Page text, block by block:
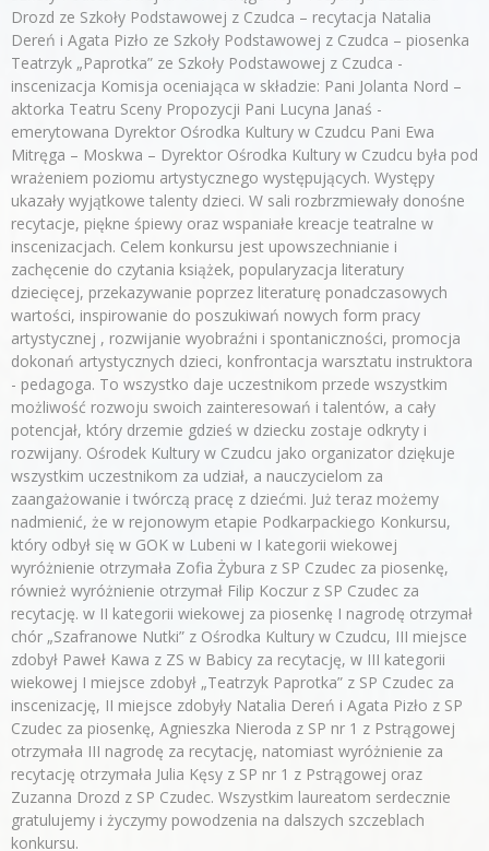
Drozd ze Szkoły Podstawowej z Czudca – recytacja Natalia
Dereń i Agata Pizło ze Szkoły Podstawowej z Czudca – piosenka
Teatrzyk „Paprotka” ze Szkoły Podstawowej z Czudca -
inscenizacja Komisja oceniająca w składzie: Pani Jolanta Nord –
aktorka Teatru Sceny Propozycji Pani Lucyna Janaś -
emerytowana Dyrektor Ośrodka Kultury w Czudcu Pani Ewa
Mitręga – Moskwa – Dyrektor Ośrodka Kultury w Czudcu była pod
wrażeniem poziomu artystycznego występujących. Występy
ukazały wyjątkowe talenty dzieci. W sali rozbrzmiewały donośne
recytacje, piękne śpiewy oraz wspaniałe kreacje teatralne w
inscenizacjach. Celem konkursu jest upowszechnianie i
zachęcenie do czytania książek, popularyzacja literatury
dziecięcej, przekazywanie poprzez literaturę ponadczasowych
wartości, inspirowanie do poszukiwań nowych form pracy
artystycznej , rozwijanie wyobraźni i spontaniczności, promocja
dokonań artystycznych dzieci, konfrontacja warsztatu instruktora
- pedagoga. To wszystko daje uczestnikom przede wszystkim
możliwość rozwoju swoich zainteresowań i talentów, a cały
potencjał, który drzemie gdzieś w dziecku zostaje odkryty i
rozwijany. Ośrodek Kultury w Czudcu jako organizator dziękuje
wszystkim uczestnikom za udział, a nauczycielom za
zaangażowanie i twórczą pracę z dziećmi. Już teraz możemy
nadmienić, że w rejonowym etapie Podkarpackiego Konkursu,
który odbył się w GOK w Lubeni w I kategorii wiekowej
wyróżnienie otrzymała Zofia Żybura z SP Czudec za piosenkę,
również wyróżnienie otrzymał Filip Koczur z SP Czudec za
recytację. w II kategorii wiekowej za piosenkę I nagrodę otrzymał
chór „Szafranowe Nutki” z Ośrodka Kultury w Czudcu, III miejsce
zdobył Paweł Kawa z ZS w Babicy za recytację, w III kategorii
wiekowej I miejsce zdobył „Teatrzyk Paprotka” z SP Czudec za
inscenizację, II miejsce zdobyły Natalia Dereń i Agata Pizło z SP
Czudec za piosenkę, Agnieszka Nieroda z SP nr 1 z Pstrągowej
otrzymała III nagrodę za recytację, natomiast wyróżnienie za
recytację otrzymała Julia Kęsy z SP nr 1 z Pstrągowej oraz
Zuzanna Drozd z SP Czudec. Wszystkim laureatom serdecznie
gratulujemy i życzymy powodzenia na dalszych szczeblach
konkursu.